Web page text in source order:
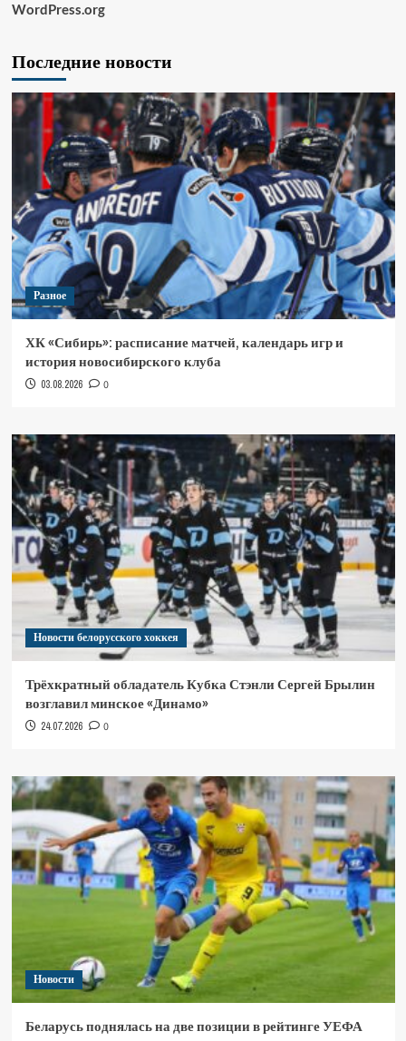
WordPress.org
Последние новости
Разное
ХК «Сибирь»: расписание матчей, календарь игр и
история новосибирского клуба
03.08.2026 0
Новости белорусского хоккея
Трёхкратный обладатель Кубка Стэнли Сергей Брылин
возглавил минское «Динамо»
24.07.2026 0
Новости
Беларусь поднялась на две позиции в рейтинге УЕФА